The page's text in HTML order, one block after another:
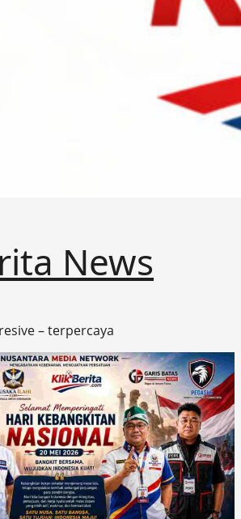
News
– terpercaya